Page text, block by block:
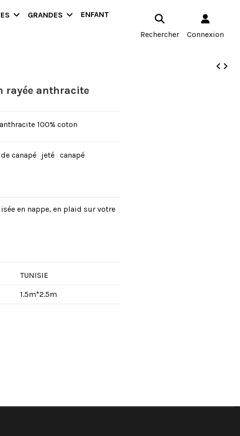
GRANDES ENFANT
Rechercher Connexion
rayée anthracite
100% coton
canapé jeté canapé
en nappe, en plaid sur votre
TUNISIE
1.5m*2.5m